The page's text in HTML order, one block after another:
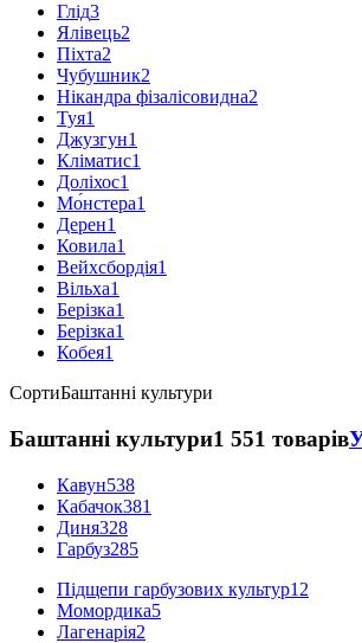
Глід3
Ялівець2
Піхта2
Чубушник2
Нікандра фізалісовидна2
Туя1
Джузгун1
Кліматис1
Доліхос1
Мо́нстера1
Дерен1
Ковила1
Вейхсбордія1
Вільха1
Берізка1
Берізка1
Кобея1
СортиБаштанні культури
Баштанні культури1 551 товарів
Кавун538
Кабачок381
Диня328
Гарбуз285
Підщепи гарбузових культур12
Момордика5
Лагенарія2